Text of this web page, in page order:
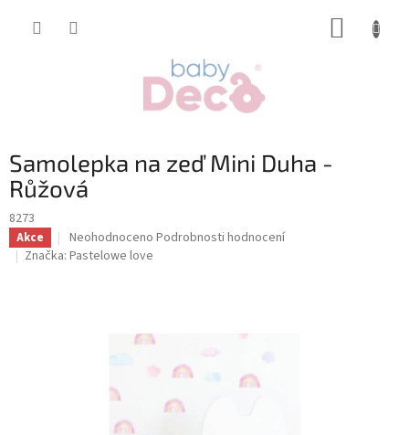
Samolepka na zeď Mini Duha -
Růžová
8273
Akce
Průměrné
hodnocení
hvězdiček.
Neohodnoceno Podrobnosti hodnocení
Značka: Pastelowe love